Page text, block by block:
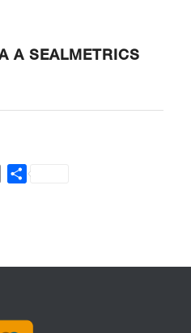
A SEALMETRICS
EmailShare